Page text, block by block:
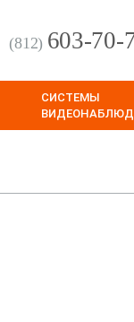
(812) 603-70-
СИСТЕМЫ